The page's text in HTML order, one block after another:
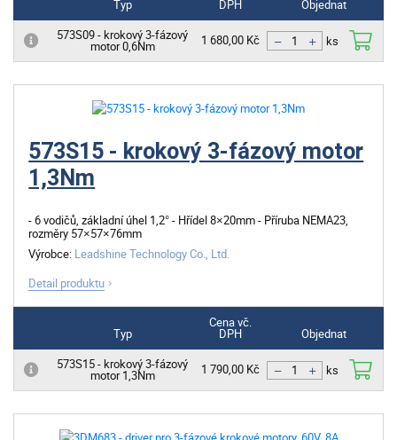
Typ DPH
Objednat
573S09 - krokový 3-fázový
motor 0,6Nm 1 680,00 Kč ks
573S15 - krokový 3-fázový motor
1,3Nm
- 6 vodičů, základní úhel 1,2° - Hřídel 8×20mm - Příruba NEMA23,
rozměry 57×57×76mm
Výrobce: Leadshine Technology Co., Ltd.
Detail produktu
Typ
Cena vč.
DPH
Objednat
573S15 - krokový 3-fázový
motor 1,3Nm 1 790,00 Kč ks